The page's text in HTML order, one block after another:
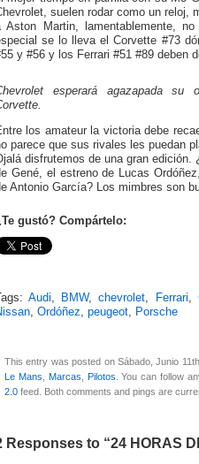
suelen rodar como un reloj,
Aston Martin, lamentablemente,
se lo lleva el Corvette #73
y #56 y los Ferrari #51 #89 deben
esperará agazapada su
los amateur la victoria debe
parece que sus rivales les puedan
disfrutemos de una gran edición.
Gené, el estreno de Lucas
Antonio García? Los mimbres son
gustó? Compártelo:
Tags:Audi, BMW,chevrolet, Ferrari,
, Ordóñez, peugeot, Porsche
This entry was posted on Sábado, Junio
Le Mans
Marcas Pilotos . You can follow
2.0 feed. Both comments and pings are
Responses to “24 HORAS